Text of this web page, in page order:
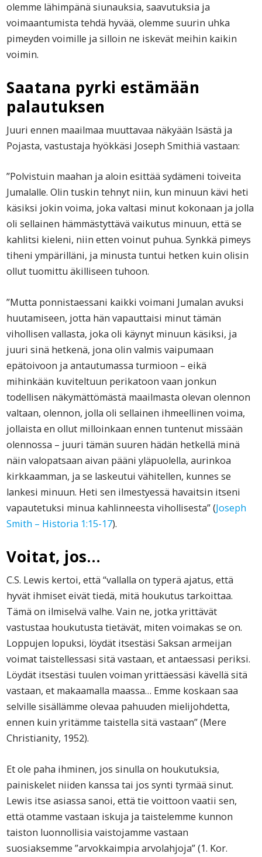
olemme lähimpänä siunauksia, saavutuksia ja
voimaantumista tehdä hyvää, olemme suurin uhka
pimeyden voimille ja silloin ne iskevät meihin kaikin
voimin.
Saatana pyrki estämään
palautuksen
Juuri ennen maailmaa muuttavaa näkyään Isästä ja
Pojasta, vastustaja hyökkäsi Joseph Smithiä vastaan:
”Polvistuin maahan ja aloin esittää sydämeni toiveita
Jumalalle. Olin tuskin tehnyt niin, kun minuun kävi heti
käsiksi jokin voima, joka valtasi minut kokonaan ja jolla
oli sellainen hämmästyttävä vaikutus minuun, että se
kahlitsi kieleni, niin etten voinut puhua. Synkkä pimeys
tiheni ympärilläni, ja minusta tuntui hetken kuin olisin
ollut tuomittu äkilliseen tuhoon.
”Mutta ponnistaessani kaikki voimani Jumalan avuksi
huutamiseen, jotta hän vapauttaisi minut tämän
vihollisen vallasta, joka oli käynyt minuun käsiksi, ja
juuri sinä hetkenä, jona olin valmis vaipumaan
epätoivoon ja antautumassa turmioon – eikä
mihinkään kuviteltuun perikatoon vaan jonkun
todellisen näkymättömästä maailmasta olevan olennon
valtaan, olennon, jolla oli sellainen ihmeellinen voima,
jollaista en ollut milloinkaan ennen tuntenut missään
olennossa – juuri tämän suuren hädän hetkellä minä
näin valopatsaan aivan pääni yläpuolella, aurinkoa
kirkkaamman, ja se laskeutui vähitellen, kunnes se
lankesi minuun. Heti sen ilmestyessä havaitsin itseni
vapautetuksi minua kahlinneesta vihollisesta” (Joseph
Smith – Historia 1:15-17).
Voitat, jos…
C.S. Lewis kertoi, että “vallalla on typerä ajatus, että
hyvät ihmiset eivät tiedä, mitä houkutus tarkoittaa.
Tämä on ilmiselvä valhe. Vain ne, jotka yrittävät
vastustaa houkutusta tietävät, miten voimakas se on.
Loppujen lopuksi, löydät itsestäsi Saksan armeijan
voimat taistellessasi sitä vastaan, et antaessasi periksi.
Löydät itsestäsi tuulen voiman yrittäessäsi kävellä sitä
vastaan, et makaamalla maassa… Emme koskaan saa
selville sisällämme olevaa pahuuden mielijohdetta,
ennen kuin yritämme taistella sitä vastaan” (Mere
Christianity, 1952).
Et ole paha ihminen, jos sinulla on houkutuksia,
painiskelet niiden kanssa tai jos synti tyrmää sinut.
Lewis itse asiassa sanoi, että tie voittoon vaatii sen,
että otamme vastaan iskuja ja taistelemme kunnon
taiston luonnollisia vaistojamme vastaan
suosiaksemme ”arvokkaimpia arvolahjoja” (1. Kor.